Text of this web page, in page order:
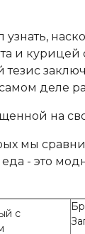
и курицей
деле
на
мы
- это
с